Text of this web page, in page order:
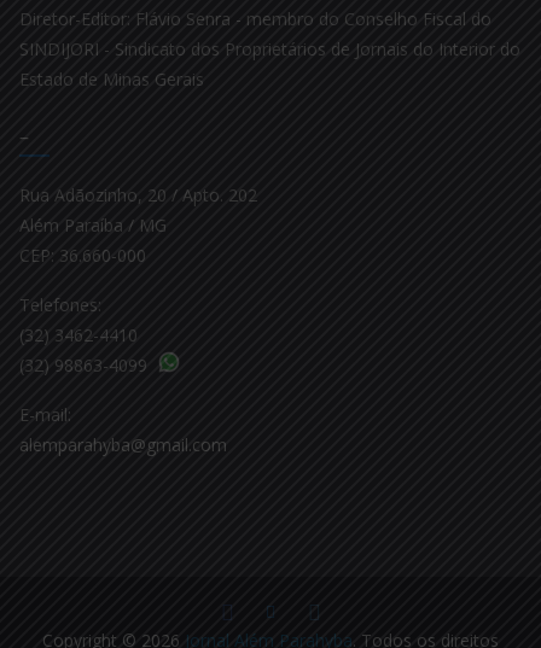
Diretor-Editor: Flávio Senra - membro do Conselho Fiscal do
SINDIJORI - Sindicato dos Proprietários de Jornais do Interior do
Estado de Minas Gerais
–
Rua Adãozinho, 20 / Apto. 202
Além Paraíba / MG
CEP: 36.660-000
Telefones:
(32) 3462-4410
(32) 98863-4099
E-mail:
alemparahyba@gmail.com
Copyright © 2026 Jornal Além Parahyba. Todos os direitos